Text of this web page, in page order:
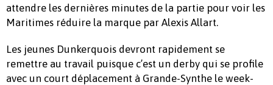
attendre les dernières minutes de la partie pour voir les
Maritimes réduire la marque par Alexis Allart.
Les jeunes Dunkerquois devront rapidement se
remettre au travail puisque c’est un derby qui se profile
avec un court déplacement à Grande-Synthe le week-